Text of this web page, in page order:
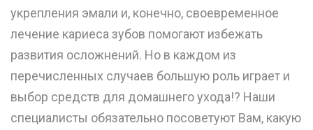
укрепления эмали и, конечно, своевременное
лечение кариеса зубов помогают избежать
развития осложнений. Но в каждом из
перечисленных случаев большую роль играет и
выбор средств для домашнего ухода!? Наши
специалисты обязательно посоветуют Вам, какую